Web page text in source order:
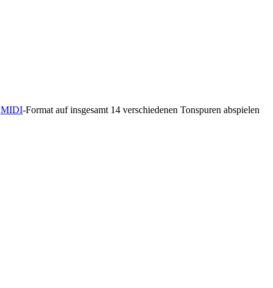
MIDI-Format auf insgesamt 14 verschiedenen Tonspuren abspielen